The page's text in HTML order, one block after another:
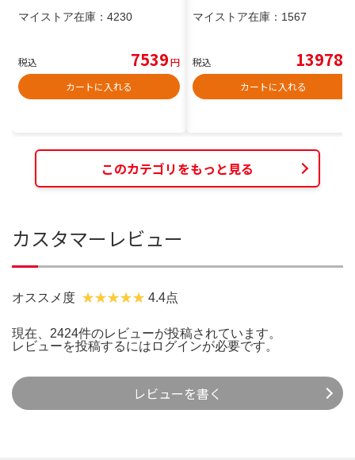
マイストア在庫： 4230
税込 7539円
カートに入れる
マイストア在庫： 1567
税込 13978
カートに入れる
このカテゴリをもっと見る
カスタマーレビュー
オススメ度 4.4点
現在、2424件のレビューが投稿されています。
レビューを投稿するには ログインが必要です。
レビューを書く